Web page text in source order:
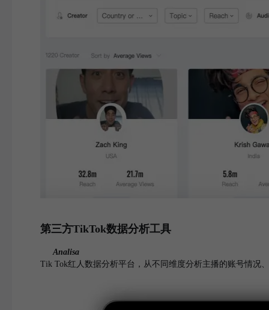
第三方TikTok数据分析工具
Analisa
Tik Tok红人数据分析平台，从不同维度分析主播的账号情况